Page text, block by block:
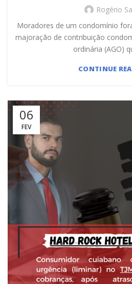
Rogério
Moradores de um condomínio
majoração de contribuição
ordinária (AGO)
CONTINUE
06
FEV